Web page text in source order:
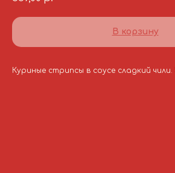
В корзину
Куриные стрипсы в соусе сладкий